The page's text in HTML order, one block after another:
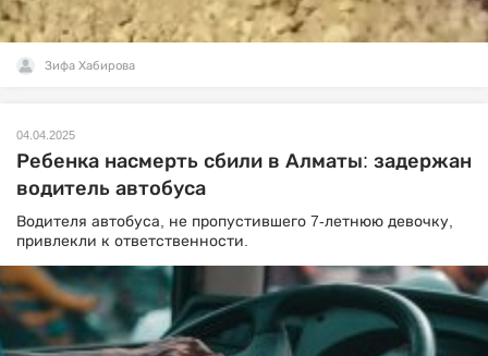
Зифа Хабирова
04.04.2025
Ребенка насмерть сбили в Алматы: задержан
водитель автобуса
Водителя автобуса, не пропустившего 7-летнюю девочку,
привлекли к ответственности.